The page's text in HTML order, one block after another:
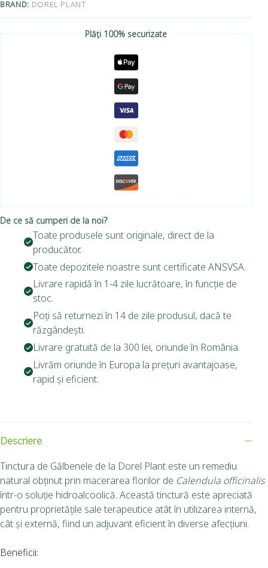
BRAND: DOREL PLANT
Plăți 100% securizate
De ce să cumperi de la noi?
Toate produsele sunt originale, direct de la
producător.
Toate depozitele noastre sunt certificate ANSVSA.
Livrare rapidă în 1-4 zile lucrătoare, în funcție de
stoc.
Poți să returnezi în 14 de zile produsul, dacă te
răzgândești.
Livrare gratuită de la 300 lei, oriunde în România.
Livrăm oriunde în Europa la prețuri avantajoase,
rapid și eficient.
Descriere
Tinctura de Gălbenele de la Dorel Plant este un remediu
natural obținut prin macerarea florilor de Calendula officinalis
într-o soluție hidroalcoolică. Această tinctură este apreciată
pentru proprietățile sale terapeutice atât în utilizarea internă,
cât și externă, fiind un adjuvant eficient în diverse afecțiuni.
Beneficii: